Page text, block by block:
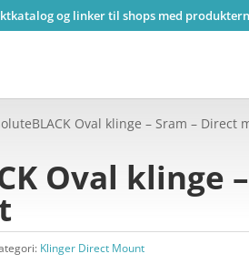
og linker til shops med
Oval klinge – Sram – Direct
Oval klinge
Klinger Direct Mount